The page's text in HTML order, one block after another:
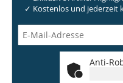
✓ Kostenlos und jederzeit
Anti-